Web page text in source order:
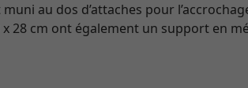
au dos d’attaches pour
28 cm ont également un support en